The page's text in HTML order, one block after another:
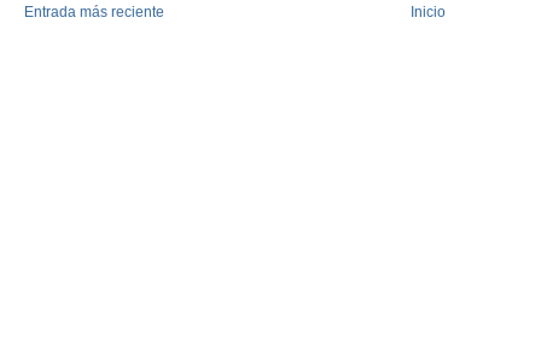
Entrada más reciente Inicio